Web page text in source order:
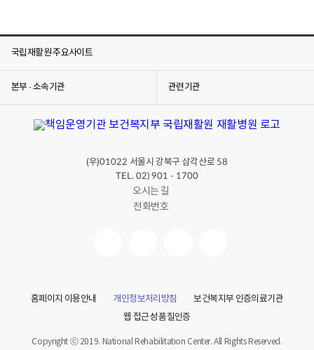
국립재활원 주요사이트
본부 · 소속기관 관련기관
(우)01022 서울시 강북구 삼각산로 58
TEL. 02) 901 - 1700
오시는 길
전화번호
홈페이지 이용안내 개인정보처리방침
보건복지부 인증의료기관
웹 접근성 품질인증
Copyright ⓒ 2019. National Rehabilitation Center. All Rights Reserved.